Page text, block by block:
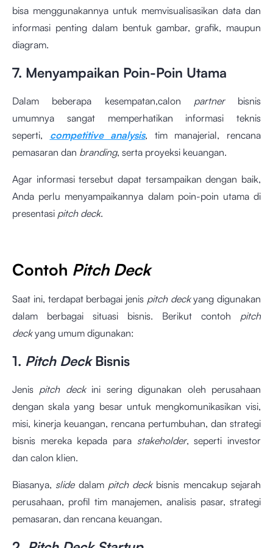
bisa menggunakannya untuk memvisualisasikan data dan
informasi penting dalam bentuk gambar, grafik, maupun
diagram.
7. Menyampaikan Poin-Poin Utama
Dalam beberapa kesempatan,calon partner bisnis
umumnya sangat memperhatikan informasi teknis
seperti, competitive analysis, tim manajerial, rencana
pemasaran dan branding, serta proyeksi keuangan.
Agar informasi tersebut dapat tersampaikan dengan baik,
Anda perlu menyampaikannya dalam poin-poin utama di
presentasi pitch deck.
Contoh Pitch Deck
Saat ini, terdapat berbagai jenis pitch deckyang digunakan
dalam berbagai situasi bisnis. Berikut contoh pitch
deckyang umum digunakan:
1. Pitch DeckBisnis
Jenis pitch deck ini sering digunakan oleh perusahaan
dengan skala yang besar untuk mengkomunikasikan visi,
misi, kinerja keuangan, rencana pertumbuhan, dan strategi
bisnis mereka kepada para stakeholder, seperti investor
dan calon klien.
Biasanya, slide dalam pitch deckbisnis mencakup sejarah
perusahaan, profil tim manajemen, analisis pasar, strategi
pemasaran, dan rencana keuangan.